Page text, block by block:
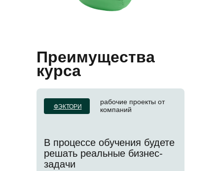
Преимущества
курса
В процессе обучения будете
решать реальные бизнес-
задачи
ФЭКТОРИ
рабочие проекты от
компаний